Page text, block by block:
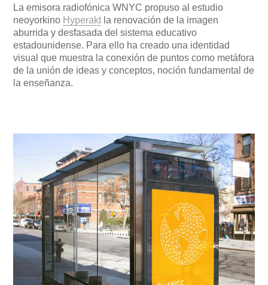
La emisora radiofónica WNYC propuso al estudio
neoyorkino Hyperaktla renovación de la imagen
aburrida y desfasada del sistema educativo
estadounidense. Para ello ha creado una identidad
visual que muestra la conexión de puntos como metáfora
de la unión de ideas y conceptos, noción fundamental de
la enseñanza.